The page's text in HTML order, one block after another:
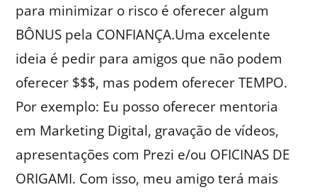
para minimizar o risco é oferecer algum
BÔNUS pela CONFIANÇA.Uma excelente
ideia é pedir para amigos que não podem
oferecer $$$, mas podem oferecer TEMPO.
Por exemplo: Eu posso oferecer mentoria
em Marketing Digital, gravação de vídeos,
apresentações com Prezi e/ou OFICINAS DE
ORIGAMI. Com isso, meu amigo terá mais